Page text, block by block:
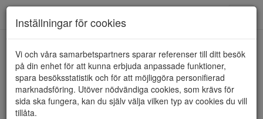
HEM ICEBUG
Inställningar för cookies
Vi och våra samarbetspartners sparar referenser till ditt besök
på din enhet för att kunna erbjuda anpassade funktioner,
spara besöksstatistik och för att möjliggöra personifierad
marknadsföring. Utöver nödvändiga cookies, som krävs för
sida ska fungera, kan du själv välja vilken typ av cookies du vill
tillåta.